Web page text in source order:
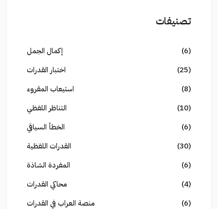
تصنيفات
إكمال الجمل
(6)
اختبار القدرات
(25)
استيعاب المقروء
(8)
التناظر اللفظي
(10)
الخطأ السياقي
(6)
القدرات اللفظية
(30)
المفردة الشاذة
(6)
محاكي القدرات
(4)
منصة العراب في القدرات
(6)